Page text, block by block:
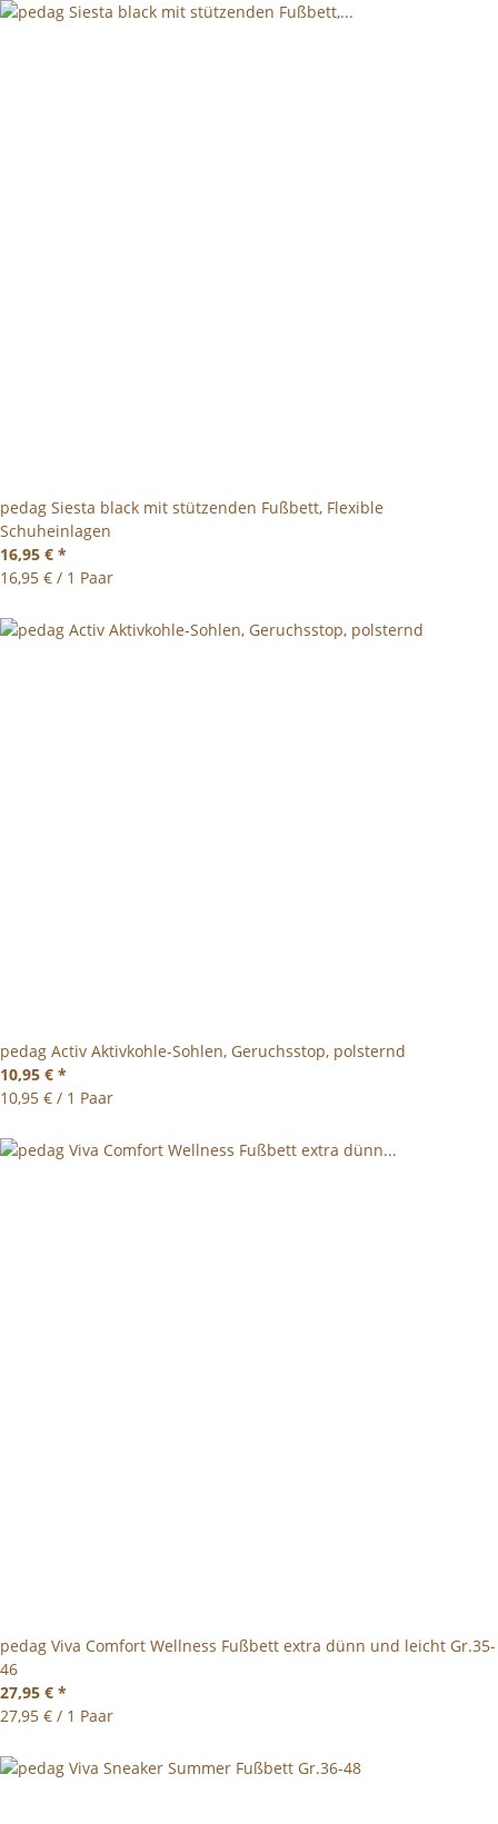
pedag Siesta black mit stützenden Fußbett, Flexible
Schuheinlagen
16,95 € *
16,95 € / 1 Paar
pedag Activ Aktivkohle-Sohlen, Geruchsstop, polsternd
10,95 € *
10,95 € / 1 Paar
pedag Viva Comfort Wellness Fußbett extra dünn und leicht Gr.35-
46
27,95 € *
27,95 € / 1 Paar